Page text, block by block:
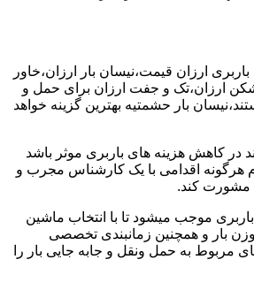
ارزان قیمت،نیسان بار ارزان،خاور
ارزان،تک و جفت ارزان برای حمل و
بار حشمتیه بهترین گزینه خواهد
در کاهش هزینه های باربری موثر باشد
هرگونه اقدامی با یک کارشناس مجرب و
مشورت کند.
موجب میشود تا با انتخاب ماشین
بار و همچنین زمانبندی تخصصی
مربوط به حمل ونقل و جابه جایی بار را